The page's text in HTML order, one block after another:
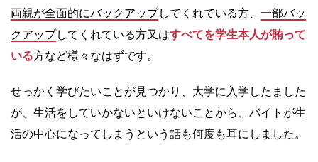
両親が全面的にバックアップしてくれている方、 一部バッ
クアップしてくれている方又はすべてを学生本人が賄って
いる方など様々なはずです。
せっかく学びたいことが見つかり、大学に入学したました
が、生活をしていかないといけないことから、バイトが生
活の中心になってしまうという話も何度も耳にしました。